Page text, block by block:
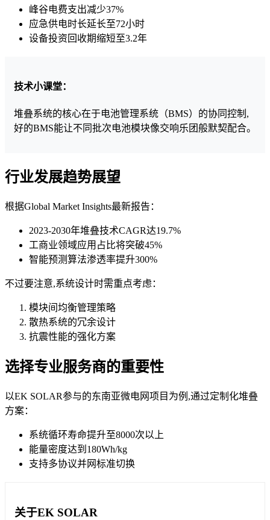
峰谷电费支出减少37%
应急供电时长延长至72小时
设备投资回收期缩短至3.2年
技术小课堂：
堆叠系统的核心在于电池管理系统（BMS）的协同控制,
好的BMS能让不同批次电池模块像交响乐团般默契配合。
行业发展趋势展望
根据Global Market Insights最新报告：
2023-2030年堆叠技术CAGR达19.7%
工商业领域应用占比将突破45%
智能预测算法渗透率提升300%
不过要注意,系统设计时需重点考虑：
模块间均衡管理策略
散热系统的冗余设计
抗震性能的强化方案
选择专业服务商的重要性
以EK SOLAR参与的东南亚微电网项目为例,通过定制化堆叠
方案：
系统循环寿命提升至8000次以上
能量密度达到180Wh/kg
支持多协议并网标准切换
关于EK SOLAR